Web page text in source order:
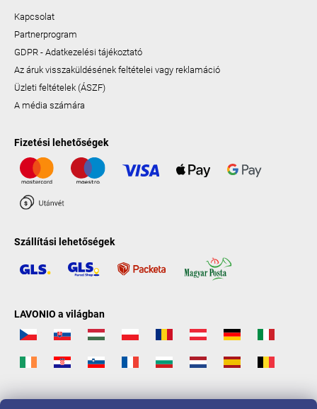
Kapcsolat
Partnerprogram
GDPR - Adatkezelési tájékoztató
Az áruk visszaküldésének feltételei vagy reklamáció
Üzleti feltételek (ÁSZF)
A média számára
Fizetési lehetőségek
Szállítási lehetőségek
LAVONIO a világban